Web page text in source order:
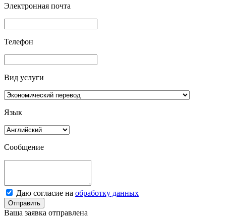
Электронная почта
Телефон
Вид услуги
Язык
Сообщение
Даю согласие на обработку данных
Отправить
Ваша заявка отправлена